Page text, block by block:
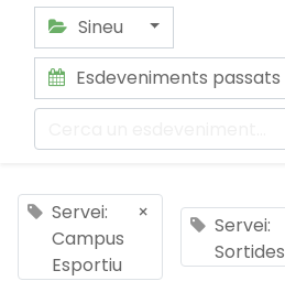
Sineu
Esdeveniments passats
Servei:
Campus
Esportiu
×
Servei:
Sortides